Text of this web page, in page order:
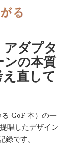
アダプタ
の本質
直して
GoF 本）の一
唱したデザイン
です。